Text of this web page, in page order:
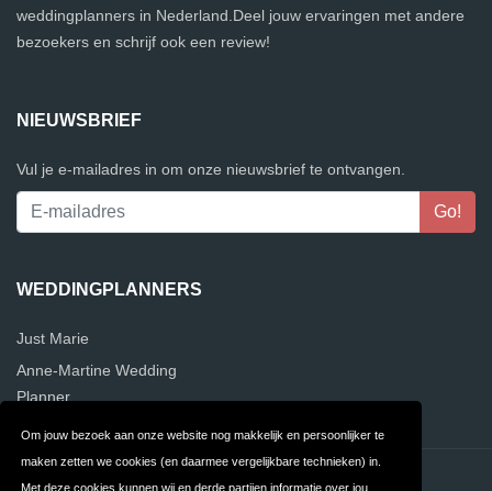
Om jouw bezoek aan onze website nog makkelijk en persoonlijker te
maken zetten we cookies (en daarmee vergelijkbare technieken) in.
Met deze cookies kunnen wij en derde partijen informatie over jou
weddingplanners in Nederland.Deel jouw ervaringen met andere
bezoekers en schrijf ook een review!
NIEUWSBRIEF
Vul je e-mailadres in om onze nieuwsbrief te ontvangen.
WEDDINGPLANNERS
Just Marie
Anne-Martine Wedding
Planner
Contact Privacy